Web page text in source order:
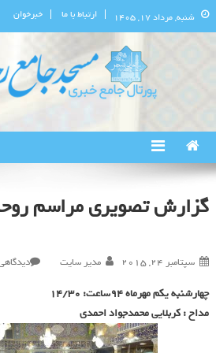
شنبه, مرداد ۱۷, ۱۴۰۵ ارتباط با ما خبرخوان
پورتال
گزارش تصویری مراسم
سپتامبر 24, 2015 مدیر سایت
چهارشنبه یکم مهرماه 94ساعت: 14/30
مداح : کربلایی محمدجواد احمدی